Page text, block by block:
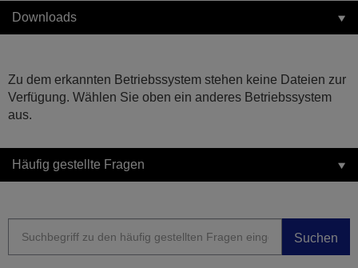
Downloads
Zu dem erkannten Betriebssystem stehen keine Dateien zur
Verfügung. Wählen Sie oben ein anderes Betriebssystem
aus.
Häufig gestellte Fragen
Suchen